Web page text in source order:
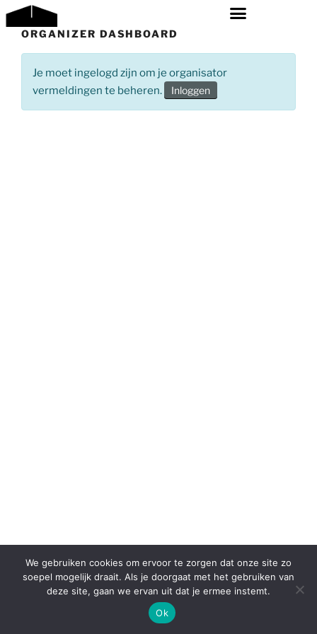
ORGANIZER DASHBOARD
Je moet ingelogd zijn om je organisator
vermeldingen te beheren.
Inloggen
We gebruiken cookies om ervoor te zorgen dat onze site zo
soepel mogelijk draait. Als je doorgaat met het gebruiken van
deze site, gaan we ervan uit dat je ermee instemt.
Ok